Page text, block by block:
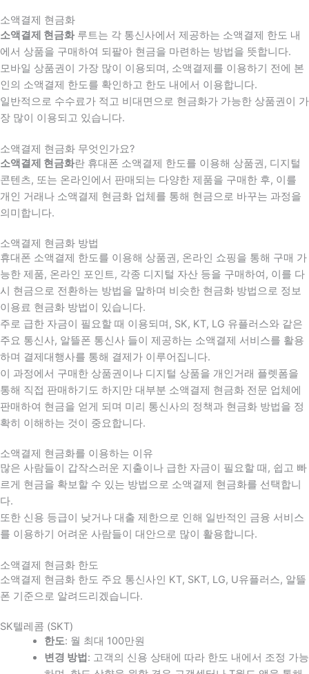
소액결제 현금화
소액결제 현금화루트는 각 통신사에서 제공하는 소액결제 한도 내
에서 상품을 구매하여 되팔아 현금을 마련하는 방법을 뜻합니다.
모바일 상품권이 가장 많이 이용되며, 소액결제를 이용하기 전에 본
인의 소액결제 한도를 확인하고 한도 내에서 이용합니다.
일반적으로 수수료가 적고 비대면으로 현금화가 가능한 상품권이 가
장 많이 이용되고 있습니다.
소액결제 현금화 무엇인가요?
소액결제 현금화란 휴대폰 소액결제 한도를 이용해 상품권, 디지털
콘텐츠, 또는 온라인에서 판매되는 다양한 제품을 구매한 후, 이를
개인 거래나 소액결제 현금화 업체를 통해 현금으로 바꾸는 과정을
의미합니다.
소액결제 현금화 방법
휴대폰 소액결제 한도를 이용해 상품권, 온라인 쇼핑을 통해 구매 가
능한 제품, 온라인 포인트, 각종 디지털 자산 등을 구매하여, 이를 다
시 현금으로 전환하는 방법을 말하며 비슷한 현금화 방법으로 정보
이용료 현금화 방법이 있습니다.
주로 급한 자금이 필요할 때 이용되며, SK, KT, LG 유플러스와 같은
주요 통신사, 알뜰폰 통신사 들이 제공하는 소액결제 서비스를 활용
하며 결제대행사를 통해 결제가 이루어집니다.
이 과정에서 구매한 상품권이나 디지털 상품을 개인거래 플렛폼을
통해 직접 판매하기도 하지만 대부분 소액결제 현금화 전문 업체에
판매하여 현금을 얻게 되며 미리 통신사의 정책과 현금화 방법을 정
확히 이해하는 것이 중요합니다.
소액결제 현금화를 이용하는 이유
많은 사람들이 갑작스러운 지출이나 급한 자금이 필요할 때 , 쉽고 빠
르게 현금을 확보할 수 있는 방법으로 소액결제 현금화를 선택합니
다.
또한 신용 등급이 낮거나 대출 제한으로 인해 일반적인 금융 서비스
를 이용하기 어려운 사람들이 대안으로 많이 활용합니다.
소액결제 현금화 한도
소액결제 현금화 한도 주요 통신사인 KT, SKT, LG, U유플러스, 알뜰
폰 기준으로 알려드리겠습니다.
SK텔레콤 (SKT)
한도: 월 최대 100만원
변경 방법 : 고객의 신용 상태에 따라 한도 내에서 조정 가능